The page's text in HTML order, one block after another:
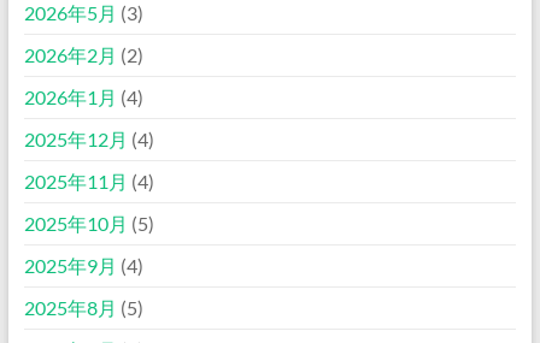
2026年5月 (3)
2026年2月 (2)
2026年1月 (4)
2025年12月 (4)
2025年11月 (4)
2025年10月 (5)
2025年9月 (4)
2025年8月 (5)